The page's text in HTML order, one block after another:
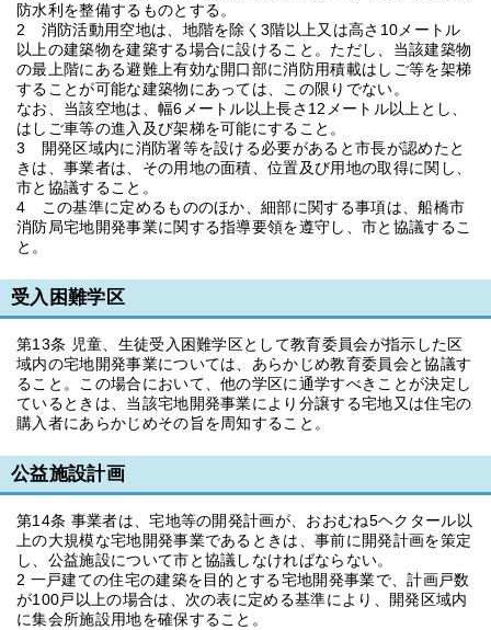
防水利を整備するものとする。
2 消防活動用空地は、地階を除く3階以上又は高さ10メートル
以上の建築物を建築する場合に設けること。ただし、当該建築物
の最上階にある避難上有効な開口部に消防用積載はしご等を架梯
することが可能な建築物にあっては、この限りでない。
なお、当該空地は、幅6メートル以上長さ12メートル以上とし、
はしご車等の進入及び架梯を可能にすること。
3 開発区域内に消防署等を設ける必要があると市長が認めたと
きは、事業者は、その用地の面積、位置及び用地の取得に関し、
市と協議すること。
4 この基準に定めるもののほか、細部に関する事項は、船橋市
消防局宅地開発事業に関する指導要領を遵守し、市と協議するこ
と。
受入困難学区
第13条 児童、生徒受入困難学区として教育委員会が指示した区
域内の宅地開発事業については、あらかじめ教育委員会と協議す
ること。この場合において、他の学区に通学すべきことが決定し
ているときは、当該宅地開発事業により分譲する宅地又は住宅の
購入者にあらかじめその旨を周知すること。
公益施設計画
第14条 事業者は、宅地等の開発計画が、おおむね5ヘクタール以
上の大規模な宅地開発事業であるときは、事前に開発計画を策定
し、公益施設について市と協議しなければならない。
2 一戸建ての住宅の建築を目的とする宅地開発事業で、計画戸数
が100戸以上の場合は、次の表に定める基準により、開発区域内
に集会所施設用地を確保すること。